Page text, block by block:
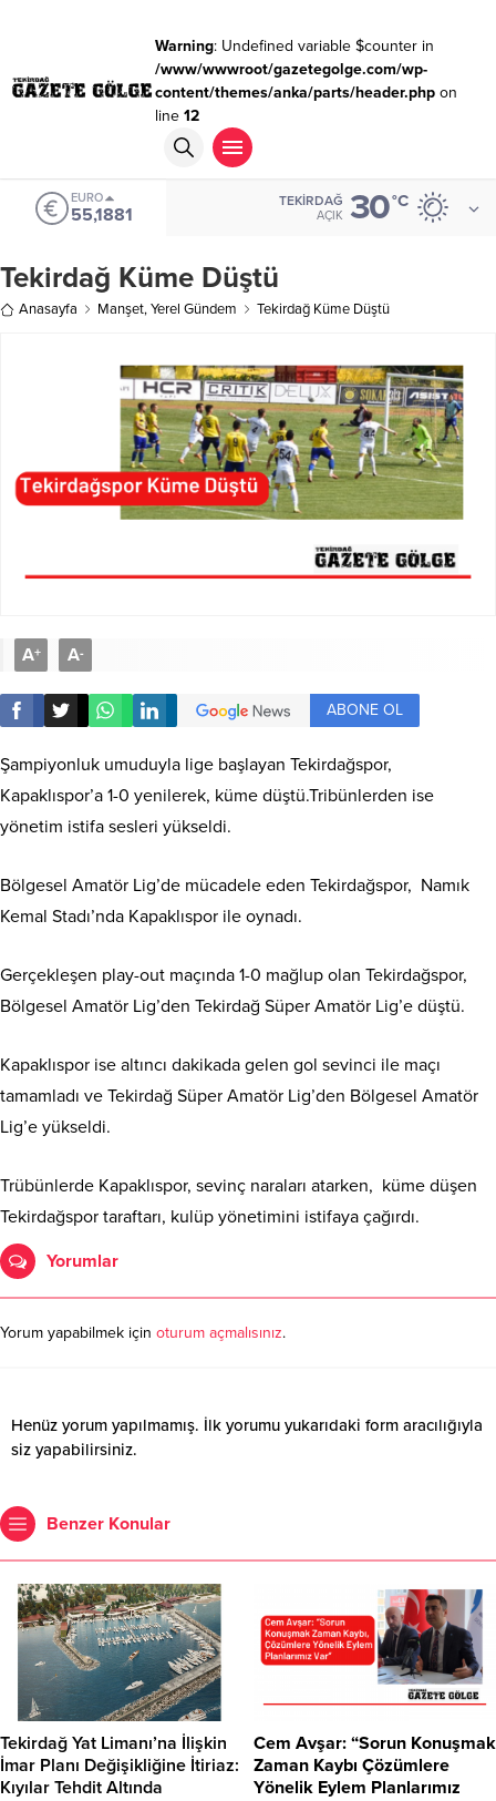
Warning: Undefined variable $counter in
/www/wwwroot/gazetegolge.com/wp-
content/themes/anka/parts/header.phpon
line 12
EURO
55,1881
TEKIRDAĞ
AÇIK 30°C
Tekirdağ Küme Düştü
Anasayfa Manşet,Yerel Gündem Tekirdağ Küme Düştü
A+ A-
ABONE OL
Şampiyonluk umuduyla lige başlayan Tekirdağspor,
Kapaklıspor’a 1-0 yenilerek, küme düştü.Tribünlerden ise
yönetim istifa sesleri yükseldi.
Bölgesel Amatör Lig’de mücadele eden Tekirdağspor, Namık
Kemal Stadı’nda Kapaklıspor ile oynadı.
Gerçekleşen play-out maçında 1-0 mağlup olan Tekirdağspor,
Bölgesel Amatör Lig’den Tekirdağ Süper Amatör Lig’e düştü.
Kapaklıspor ise altıncı dakikada gelen gol sevinci ile maçı
tamamladı ve Tekirdağ Süper Amatör Lig’den Bölgesel Amatör
Lig’e yükseldi.
Trübünlerde Kapaklıspor, sevinç naraları atarken, küme düşen
Tekirdağspor taraftarı, kulüp yönetimini istifaya çağırdı.
Yorumlar
Yorum yapabilmek için oturum açmalısınız.
Henüz yorum yapılmamış. İlk yorumu yukarıdaki form aracılığıyla
siz yapabilirsiniz.
Benzer Konular
Tekirdağ Yat Limanı’na İlişkin
İmar Planı Değişikliğine İtiriaz:
Kıyılar Tehdit Altında
Cem Avşar: “Sorun Konuşmak
Zaman Kaybı Çözümlere
Yönelik Eylem Planlarımız